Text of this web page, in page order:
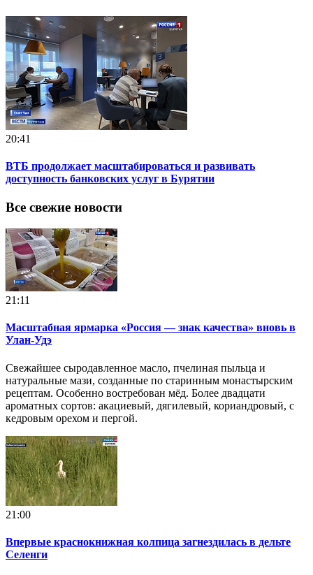
20:41
ВТБ продолжает масштабироваться и развивать
доступность банковских услуг в Бурятии
Все свежие новости
21:11
Масштабная ярмарка «Россия — знак качества» вновь в
Улан-Удэ
Свежайшее сыродавленное масло, пчелиная пыльца и
натуральные мази, созданные по старинным монастырским
рецептам. Особенно востребован мёд. Более двадцати
ароматных сортов: акациевый, дягилевый, кориандровый, с
кедровым орехом и пергой.
21:00
Впервые краснокнижная колпица загнездилась в дельте
Селенги